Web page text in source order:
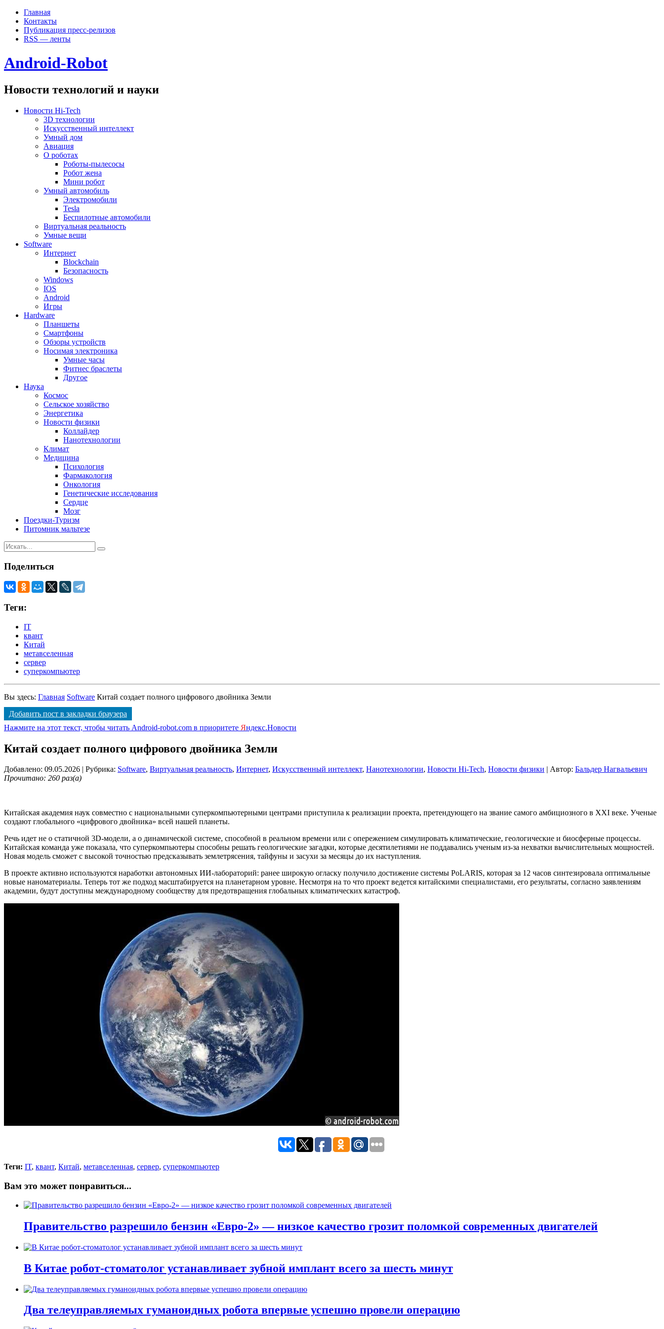
Главная
Контакты
Публикация пресс-релизов
RSS — ленты
Android-Robot
Новости технологий и науки
Новости Hi-Tech
3D технологии
Искусственный интеллект
Умный дом
Авиация
О роботах
Роботы-пылесосы
Робот жена
Мини робот
Умный автомобиль
Электромобили
Tesla
Беспилотные автомобили
Виртуальная реальность
Умные вещи
Software
Интернет
Blockchain
Безопасность
Windows
IOS
Android
Игры
Hardware
Планшеты
Смартфоны
Обзоры устройств
Носимая электроника
Умные часы
Фитнес браслеты
Другое
Наука
Космос
Сельское хозяйство
Энергетика
Новости физики
Коллайдер
Нанотехнологии
Климат
Медицина
Психология
Фармакология
Онкология
Генетические исследования
Сердце
Мозг
Поездки-Туризм
Питомник мальтезе
Поделиться
Теги:
IT
квант
Китай
метавселенная
сервер
суперкомпьютер
Вы здесь: Главная Software Китай создает полного цифрового двойника Земли
Добавить пост в закладки браузера
Нажмите на этот текст, чтобы читать Android-robot.com в приоритете Яндекс.Новости
Китай создает полного цифрового двойника Земли
Добавлено: 09.05.2026 | Рубрика: Software, Виртуальная реальность, Интернет, Искусственный интеллект, Нанотехнологии, Новости Hi-Tech, Новости физики | Автор: Бальдер Нагвальевич
Прочитано: 260 раз(а)
Китайская академия наук совместно с национальными суперкомпьютерными центрами приступила к реализации проекта, претендующего на звание самого амбициозного в XXI веке. Ученые
создают глобального «цифрового двойника» всей нашей планеты.
Речь идет не о статичной 3D-модели, а о динамической системе, способной в реальном времени или с опережением симулировать климатические, геологические и биосферные процессы.
Китайская команда уже показала, что суперкомпьютеры способны решать геологические загадки, которые десятилетиями не поддавались ученым из-за нехватки вычислительных мощностей.
Новая модель сможет с высокой точностью предсказывать землетрясения, тайфуны и засухи за месяцы до их наступления.
В проекте активно используются наработки автономных ИИ-лабораторий: ранее широкую огласку получило достижение системы PoLARIS, которая за 12 часов синтезировала оптимальные
новые наноматериалы. Теперь тот же подход масштабируется на планетарном уровне. Несмотря на то что проект ведется китайскими специалистами, его результаты, согласно заявлениям
академии, будут доступны международному сообществу для предотвращения глобальных климатических катастроф.
Теги: IT, квант, Китай, метавселенная, сервер, суперкомпьютер
Вам это может понравиться...
Правительство разрешило бензин «Евро-2» — низкое качество грозит поломкой современных двигателей
В Китае робот-стоматолог устанавливает зубной имплант всего за шесть минут
Два телеуправляемых гуманоидных робота впервые успешно провели операцию